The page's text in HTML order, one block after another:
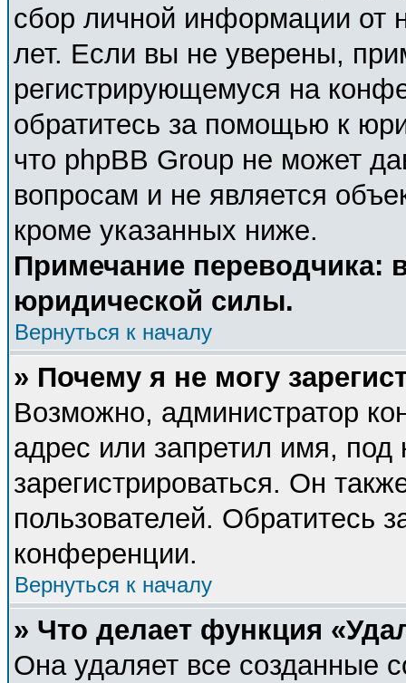
сбор личной информации от
лет. Если вы не уверены,
регистрирующемуся на
обратитесь за помощью к
что phpBB Group не может
вопросам и не является
кроме указанных ниже.
Примечание переводчика:
юридической силы.
Вернуться к началу
» Почему я не могу
Возможно, администратор
адрес или запретил имя,
зарегистрироваться. Он
пользователей. Обратитесь
конференции.
Вернуться к началу
» Что делает функция
Она удаляет все созданные